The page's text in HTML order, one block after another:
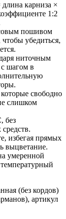
карниза ×
1:2
пошивом
чтобы убедиться,
ниточным
шагом в
свободно
слишком
без
избегая прямых
выцветание.
умеренной
(без кордов)
артикул